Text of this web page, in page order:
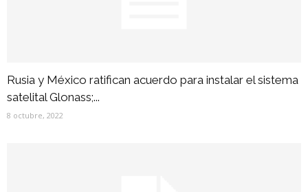
Rusia y México ratifican acuerdo para instalar el sistema
satelital Glonass;...
8 octubre, 2022